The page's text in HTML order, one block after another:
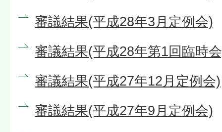
審議結果(平成28年3月定例会)
審議結果(平成28年第1回臨時
審議結果(平成27年12月定例会)
審議結果(平成27年9月定例会)